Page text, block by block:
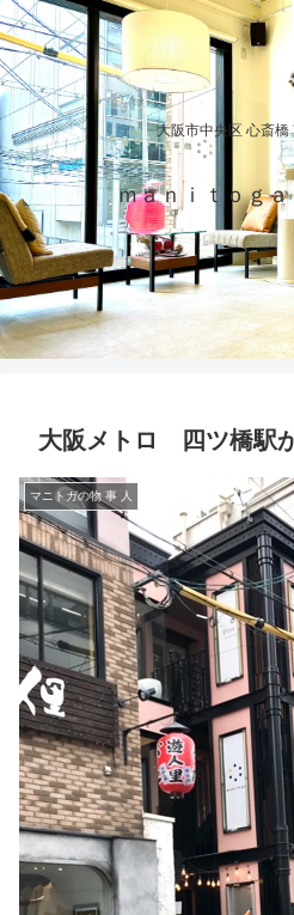
大阪市中央区 心斎橋
ｍａｎｉｔｏｇａ
大阪メトロ 四ツ橋駅
マニトガの物 事 人